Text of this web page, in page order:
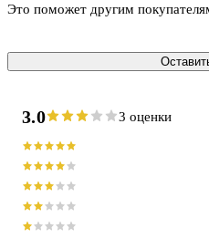
Это поможет другим
3.0 3 оценки